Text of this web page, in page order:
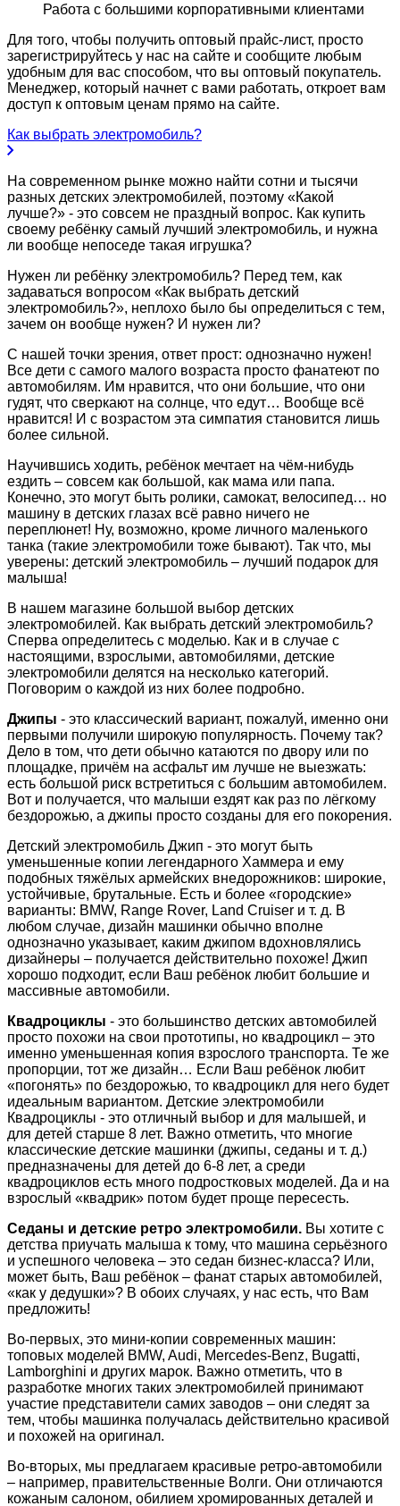
Работа с большими корпоративными клиентами
Для того, чтобы получить оптовый прайс-лист, просто
зарегистрируйтесь у нас на сайте и сообщите любым
удобным для вас способом, что вы оптовый покупатель.
Менеджер, который начнет с вами работать, откроет вам
доступ к оптовым ценам прямо на сайте.
Как выбрать электромобиль?
На современном рынке можно найти сотни и тысячи
разных детских электромобилей, поэтому «Какой
лучше?» - это совсем не праздный вопрос. Как купить
своему ребёнку самый лучший электромобиль, и нужна
ли вообще непоседе такая игрушка?
Нужен ли ребёнку электромобиль? Перед тем, как
задаваться вопросом «Как выбрать детский
электромобиль?», неплохо было бы определиться с тем,
зачем он вообще нужен? И нужен ли?
С нашей точки зрения, ответ прост: однозначно нужен!
Все дети с самого малого возраста просто фанатеют по
автомобилям. Им нравится, что они большие, что они
гудят, что сверкают на солнце, что едут… Вообще всё
нравится! И с возрастом эта симпатия становится лишь
более сильной.
Научившись ходить, ребёнок мечтает на чём-нибудь
ездить – совсем как большой, как мама или папа.
Конечно, это могут быть ролики, самокат, велосипед… но
машину в детских глазах всё равно ничего не
переплюнет! Ну, возможно, кроме личного маленького
танка (такие электромобили тоже бывают). Так что, мы
уверены: детский электромобиль – лучший подарок для
малыша!
В нашем магазине большой выбор детских
электромобилей. Как выбрать детский электромобиль?
Сперва определитесь с моделью. Как и в случае с
настоящими, взрослыми, автомобилями, детские
электромобили делятся на несколько категорий.
Поговорим о каждой из них более подробно.
Джипы - это классический вариант, пожалуй, именно они
первыми получили широкую популярность. Почему так?
Дело в том, что дети обычно катаются по двору или по
площадке, причём на асфальт им лучше не выезжать:
есть большой риск встретиться с большим автомобилем.
Вот и получается, что малыши ездят как раз по лёгкому
бездорожью, а джипы просто созданы для его покорения.
Детский электромобиль Джип - это могут быть
уменьшенные копии легендарного Хаммера и ему
подобных тяжёлых армейских внедорожников: широкие,
устойчивые, брутальные. Есть и более «городские»
варианты: BMW, Range Rover, Land Cruiser и т. д. В
любом случае, дизайн машинки обычно вполне
однозначно указывает, каким джипом вдохновлялись
дизайнеры – получается действительно похоже! Джип
хорошо подходит, если Ваш ребёнок любит большие и
массивные автомобили.
Квадроциклы - это большинство детских автомобилей
просто похожи на свои прототипы, но квадроцикл – это
именно уменьшенная копия взрослого транспорта. Те же
пропорции, тот же дизайн… Если Ваш ребёнок любит
«погонять» по бездорожью, то квадроцикл для него будет
идеальным вариантом. Детские электромобили
Квадроциклы - это отличный выбор и для малышей, и
для детей старше 8 лет. Важно отметить, что многие
классические детские машинки (джипы, седаны и т. д.)
предназначены для детей до 6-8 лет, а среди
квадроциклов есть много подростковых моделей. Да и на
взрослый «квадрик» потом будет проще пересесть.
Седаны и детские ретро электромобили. Вы хотите с
детства приучать малыша к тому, что машина серьёзного
и успешного человека – это седан бизнес-класса? Или,
может быть, Ваш ребёнок – фанат старых автомобилей,
«как у дедушки»? В обоих случаях, у нас есть, что Вам
предложить!
Во-первых, это мини-копии современных машин:
топовых моделей BMW, Audi, Mercedes-Benz, Bugatti,
Lamborghini и других марок. Важно отметить, что в
разработке многих таких электромобилей принимают
участие представители самих заводов – они следят за
тем, чтобы машинка получалась действительно красивой
и похожей на оригинал.
Во-вторых, мы предлагаем красивые ретро-автомобили
– например, правительственные Волги. Они отличаются
кожаным салоном, обилием хромированных деталей и